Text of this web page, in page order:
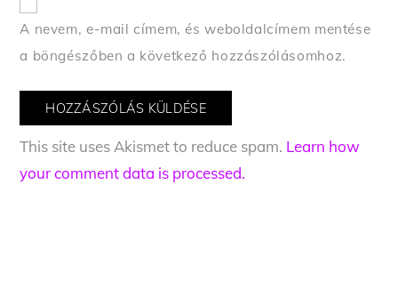
A nevem, e-mail címem, és weboldalcímem mentése
a böngészőben a következő hozzászólásomhoz.
This site uses Akismet to reduce spam. Learn how
your comment data is processed.